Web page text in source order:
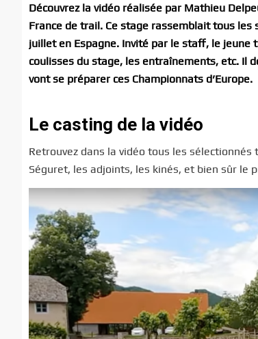
Découvrez la vidéo réalisée par Mathieu
France de trail. Ce stage rassemblait tous
juillet en Espagne. Invité par le staff, le jeune
coulisses du stage, les entraînements, etc. Il
vont se préparer ces Championnats d’Europe.
Le casting de la vidéo
Retrouvez dans la vidéo tous les
Séguret, les adjoints, les kinés, et bien sûr le